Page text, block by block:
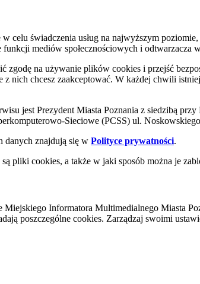
celu świadczenia usług na najwyższym
mediów społecznościowych i odtwarzacza
zgodę na używanie plików cookies i przejść
nich chcesz zaakceptować. W każdej chwili
jest Prezydent Miasta Poznania z siedzibą
Sieciowe (PCSS) ul.
danych znajdują się w Polityce prywatności.
pliki cookies, a także w jaki sposób można je
Informatora Multimedialnego Miasta
poszczególne cookies. Zarządzaj swoimi